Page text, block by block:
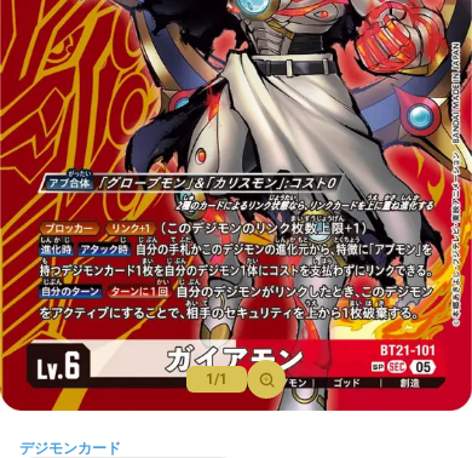
【BT-23】HACKERS' SLUMBER
【BT-22】CYBER EDEN
【BT-21】WORLD CONVERGENCE
【BT-20】OVER THE X
【BT-19】クロスエボリューション
【BT-18】エレメントサクセサー
【BT-17】シークレットクライシス
【BT-16】BEGINNING OBSERVER
1/1
デジモンカード